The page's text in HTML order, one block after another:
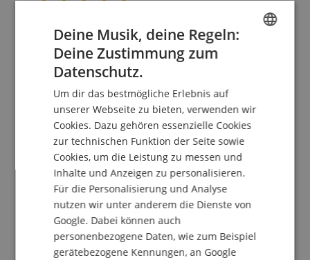
5.0/5.0
Basierend auf 1 Bewertungen
5 Sterne
1
4 Sterne
0
3 Sterne
0
2 Sterne
0
1 Stern
Eine Überprüfung der Bewertungen hat wie folgt
stattgefunden: Nur Kunden, die in unserem
Onlineshop angemeldet sind und das Produkt
tatsächlich bei uns erworben haben, können im
Kundenkonto eine Bewertung für den Artikel
abgeben.
FRENCH
ITALIAN
SPANISH
Deine Musik, deine Regeln:
Deine Zustimmung zum
Datenschutz.
Um dir das bestmögliche Erlebnis auf
unserer Webseite zu bieten, verwenden wir
Cookies. Dazu gehören essenzielle Cookies
zur technischen Funktion der Seite sowie
Cookies, um die Leistung zu messen und
Inhalte und Anzeigen zu personalisieren.
Für die Personalisierung und Analyse
nutzen wir unter anderem die Dienste von
Google. Dabei können auch
personenbezogene Daten, wie zum Beispiel
gerätebezogene Kennungen, an Google